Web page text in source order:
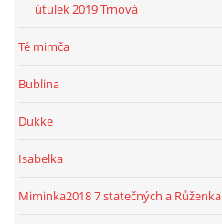
___útulek 2019 Trnová
Té mimča
Bublina
Dukke
Isabelka
Miminka2018 7 statečných a Růženka